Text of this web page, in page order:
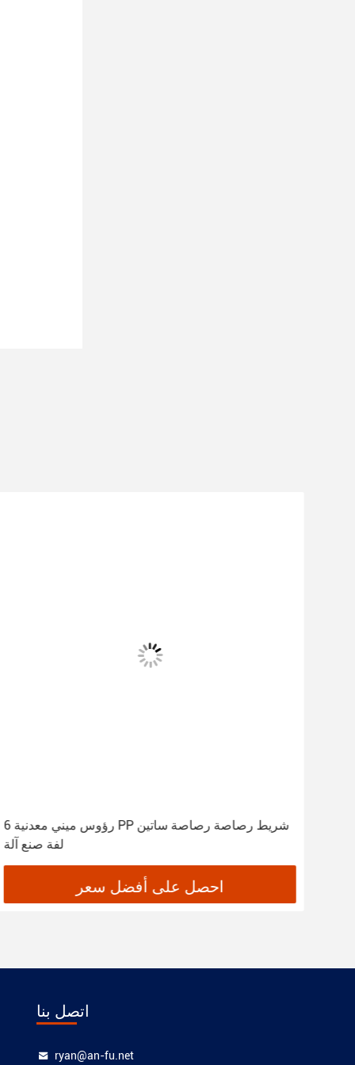
6 رؤوس ميني معدنية PP شريط رصاصة رصاصة ساتين
لفة صنع آلة
احصل على أفضل سعر
اتصل بنا
ryan@an-fu.net